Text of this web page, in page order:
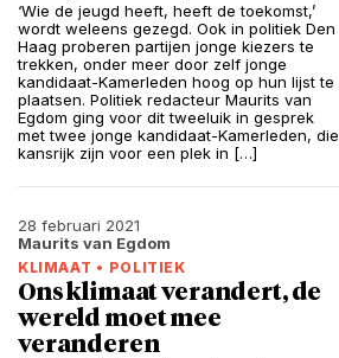
‘Wie de jeugd heeft, heeft de toekomst,’
wordt weleens gezegd. Ook in politiek Den
Haag proberen partijen jonge kiezers te
trekken, onder meer door zelf jonge
kandidaat-Kamerleden hoog op hun lijst te
plaatsen. Politiek redacteur Maurits van
Egdom ging voor dit tweeluik in gesprek
met twee jonge kandidaat-Kamerleden, die
kansrijk zijn voor een plek in […]
28 februari 2021
Maurits van Egdom
KLIMAAT • POLITIEK
Ons klimaat verandert, de
wereld moet mee
veranderen